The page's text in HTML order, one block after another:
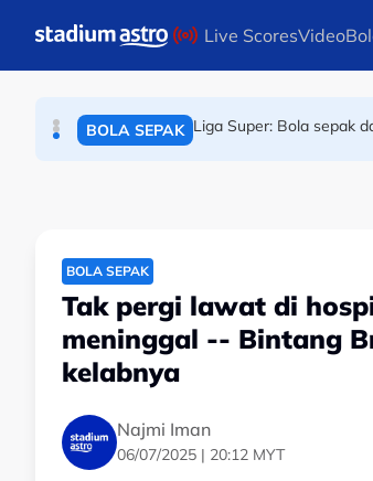
Live ScoresVideo
BOLA SEPAK
BOLA SEPAK Liga Super: Bola sepak
BOLA SEPAK
Tak pergi lawat di
meninggal -- Bintang
kelabnya
Najmi Iman
06/07/2025 | 20:12 MYT